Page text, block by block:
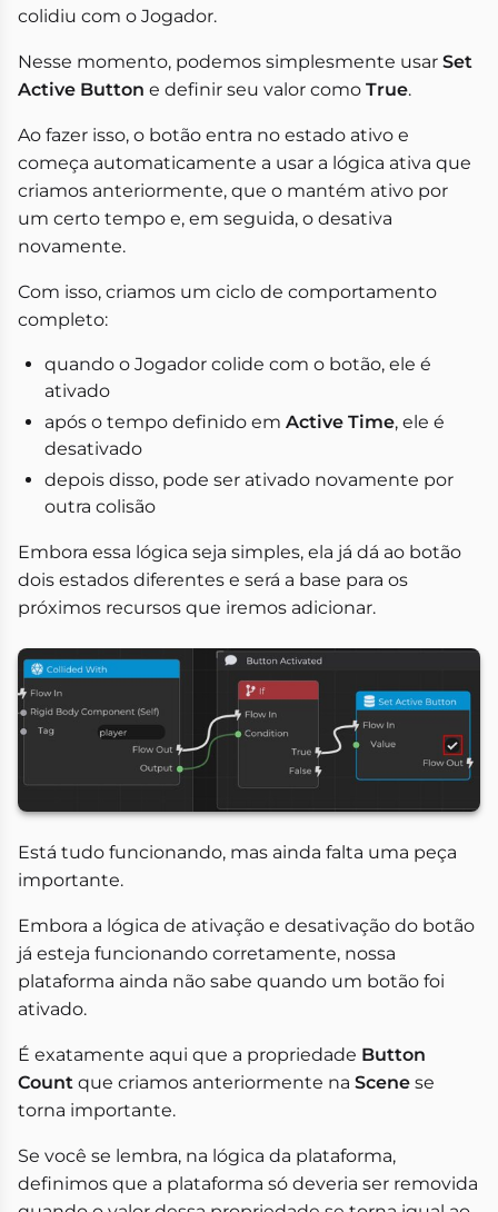
colidiu com o Jogador.
Nesse momento, podemos simplesmente usar Set
Active Button e definir seu valor como True.
Ao fazer isso, o botão entra no estado ativo e
começa automaticamente a usar a lógica ativa que
criamos anteriormente, que o mantém ativo por
um certo tempo e, em seguida, o desativa
novamente.
Com isso, criamos um ciclo de comportamento
completo:
quando o Jogador colide com o botão, ele é
ativado
após o tempo definido em Active Time, ele é
desativado
depois disso, pode ser ativado novamente por
outra colisão
Embora essa lógica seja simples, ela já dá ao botão
dois estados diferentes e será a base para os
próximos recursos que iremos adicionar.
Está tudo funcionando, mas ainda falta uma peça
importante.
Embora a lógica de ativação e desativação do botão
já esteja funcionando corretamente, nossa
plataforma ainda não sabe quando um botão foi
ativado.
É exatamente aqui que a propriedade Button
Count que criamos anteriormente na Scene se
torna importante.
Se você se lembra, na lógica da plataforma,
definimos que a plataforma só deveria ser removida